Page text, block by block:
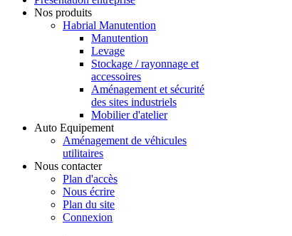
Nos produits
Habrial Manutention
Manutention
Levage
Stockage / rayonnage et
accessoires
Aménagement et sécurité
des sites industriels
Mobilier d'atelier
Auto Equipement
Aménagement de véhicules
utilitaires
Nous contacter
Plan d'accès
Nous écrire
Plan du site
Connexion